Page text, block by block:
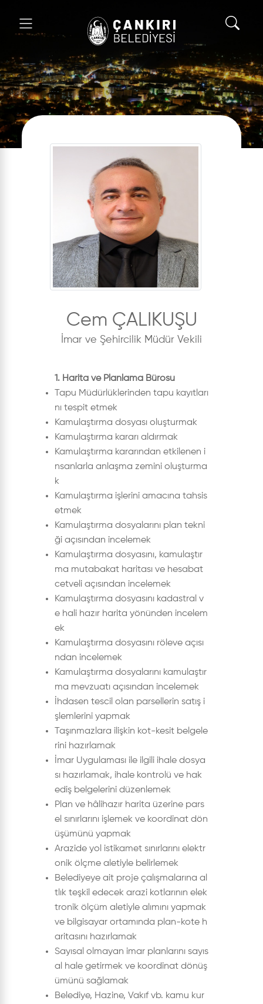
Cem ÇALIKUŞU
İmar ve Şehircilik Müdür Vekili
1. Harita ve Planlama Bürosu
Tapu Müdürlüklerinden tapu kayıtları
nı tespit etmek
Kamulaştırma dosyası oluşturmak
Kamulaştırma kararı aldırmak
Kamulaştırma kararından etkilenen i
nsanlarla anlaşma zemini oluşturma
k
Kamulaştırma işlerini amacına tahsis
etmek
Kamulaştırma dosyalarını plan tekni
ği açısından incelemek
Kamulaştırma dosyasını, kamulaştır
ma mutabakat haritası ve hesabat
cetveli açısından incelemek
Kamulaştırma dosyasını kadastral v
e hali hazır harita yönünden incelem
ek
Kamulaştırma dosyasını röleve açısı
ndan incelemek
Kamulaştırma dosyalarını kamulaştır
ma mevzuatı açısından incelemek
İhdasen tescil olan parsellerin satış i
şlemlerini yapmak
Taşınmazlara ilişkin kot-kesit belgele
rini hazırlamak
İmar Uygulaması ile ilgili ihale dosya
sı hazırlamak, ihale kontrolü ve hak
ediş belgelerini düzenlemek
Plan ve hâlihazır harita üzerine pars
el sınırlarını işlemek ve koordinat dön
üşümünü yapmak
Arazide yol istikamet sınırlarını elektr
onik ölçme aletiyle belirlemek
Belediyeye ait proje çalışmalarına al
tlık teşkil edecek arazi kotlarının elek
tronik ölçüm aletiyle alımını yapmak
ve bilgisayar ortamında plan-kote h
aritasını hazırlamak
Sayısal olmayan imar planlarını sayıs
al hale getirmek ve koordinat dönüş
ümünü sağlamak
Belediye, Hazine, Vakıf vb. kamu kur